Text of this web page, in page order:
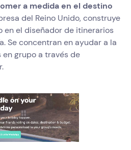
a medida en el destino
del Reino Unido, construye
en el diseñador de itinerarios
Se concentran en ayudar a la
en grupo a través de